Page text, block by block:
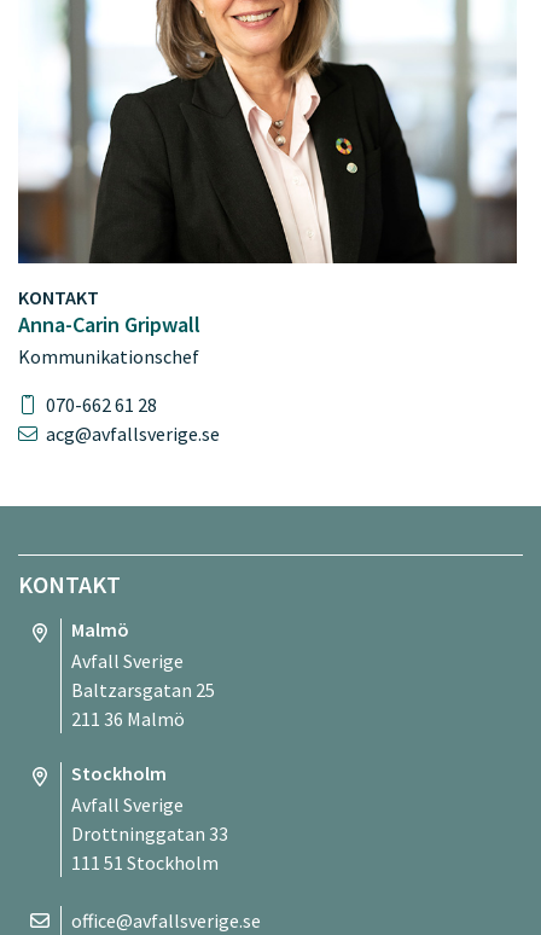
KONTAKT
Anna-Carin Gripwall
Kommunikationschef
070-662 61 28
acg@avfallsverige.se
KONTAKT
Malmö
Avfall Sverige
Baltzarsgatan 25
211 36 Malmö
Stockholm
Avfall Sverige
Drottninggatan 33
111 51 Stockholm
office@avfallsverige.se